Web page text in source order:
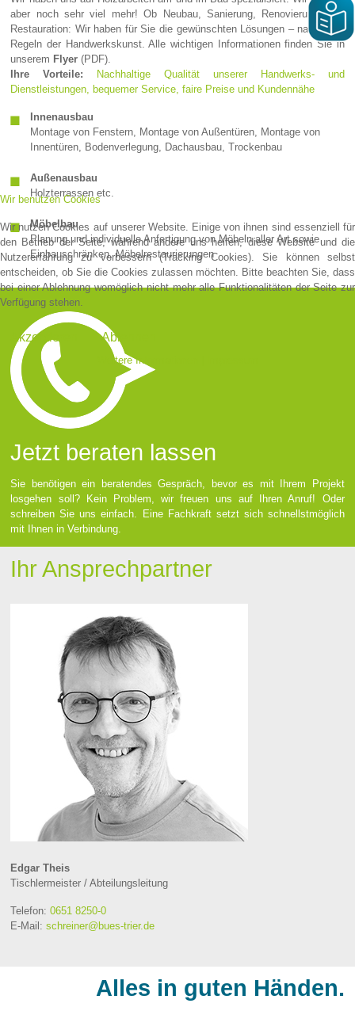
aber noch sehr viel mehr! Ob Neubau, Sanierung, Renovierung oder
Restauration: Wir haben für Sie die gewünschten Lösungen – nach allen
Regeln der Handwerkskunst. Alle wichtigen Informationen finden Sie in
unserem Flyer (PDF).
Ihre Vorteile: Nachhaltige Qualität unserer Handwerks- und
Dienstleistungen, bequemer Service, faire Preise und Kundennähe
Innenausbau
Montage von Fenstern, Montage von Außentüren, Montage von
Innentüren, Bodenverlegung, Dachausbau, Trockenbau
Außenausbau
Holzterrassen etc.
Möbelbau
Planung und individuelle Anfertigung von Möbeln aller Art sowie
Einbauschränken, Möbelrestaurierungen
Jetzt beraten lassen
Sie benötigen ein beratendes Gespräch, bevor es mit Ihrem Projekt
losgehen soll? Kein Problem, wir freuen uns auf Ihren Anruf! Oder
schreiben Sie uns einfach. Eine Fachkraft setzt sich schnellstmöglich
mit Ihnen in Verbindung.
Ihr Ansprechpartner
Edgar Theis
Tischlermeister / Abteilungsleitung
Telefon:0651 8250-0
E-Mail:schreiner@bues-trier.de
Alles in guten Händen.
Wir benutzen Cookies
Wir nutzen Cookies auf unserer Website. Einige von ihnen sind essenziell für
den Betrieb der Seite, während andere uns helfen, diese Website und die
Nutzererfahrung zu verbessern (Tracking Cookies). Sie können selbst
entscheiden, ob Sie die Cookies zulassen möchten. Bitte beachten Sie, dass
bei einer Ablehnung womöglich nicht mehr alle Funktionalitäten der Seite zur
Verfügung stehen.
Akzeptieren Ablehnen
Weitere Informationen